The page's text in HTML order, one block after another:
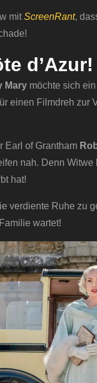
mit ScreenRant,
d’Azur!
Mary möchte sich
einen Filmdreh zur
Earl of Grantham
nah. Denn Witwe
hat!
verdiente Ruhe zu
wartet!